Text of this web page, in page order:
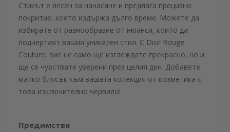
Стикът е лесен за нанасяне и предлага прецизно
покритие, което издържа дълго време. Можете да
избирате от разнообразие от нюанси, които да
подчертаят вашия уникален стил. С Dior Rouge
Couture, вие не само ще изглеждате прекрасно, но и
ще се чувствате уверени през целия ден. Добавете
малко блясък към вашата колекция от козметика с
това изключително червило!
Предимства